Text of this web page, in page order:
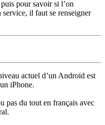
pour savoir si l’on
il faut se renseigner
actuel d’un Android est
iPhone.
pas du tout en français avec